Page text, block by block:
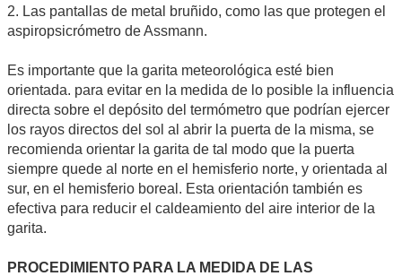
2. Las pantallas de metal bruñido, como las que protegen el
aspiropsicrómetro de Assmann.
Es importante que la garita meteorológica esté bien
orientada. para evitar en la medida de lo posible la influencia
directa sobre el depósito del termómetro que podrían ejercer
los rayos directos del sol al abrir la puerta de la misma, se
recomienda orientar la garita de tal modo que la puerta
siempre quede al norte en el hemisferio norte, y orientada al
sur, en el hemisferio boreal. Esta orientación también es
efectiva para reducir el caldeamiento del aire interior de la
garita.
PROCEDIMIENTO PARA LA MEDIDA DE LAS